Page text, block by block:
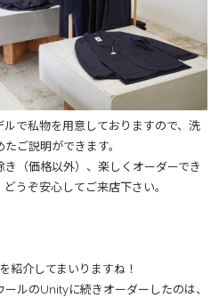
で私物を用意しておりますので、洗
ご説明ができます。
（価格以外）、楽しくオーダーでき
うぞ安心してご来店下さい。
紹介してまいりますね！
ルのUnityに続きオーダーしたのは、